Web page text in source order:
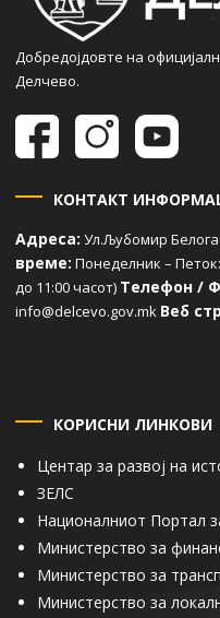
Добредојдовте на
Делчево.
КОНТАКТ
Адреса: Ул.Љубомир
време: Понеделник –
до 11:00 часот) Телефон /
info@delcevo.gov.mk Веб
КОРИСНИ ЛИНКОВИ
Центар за развој на
ЗЕЛС
Националниот Портал
Министерство за
Министерство за
Министерство за